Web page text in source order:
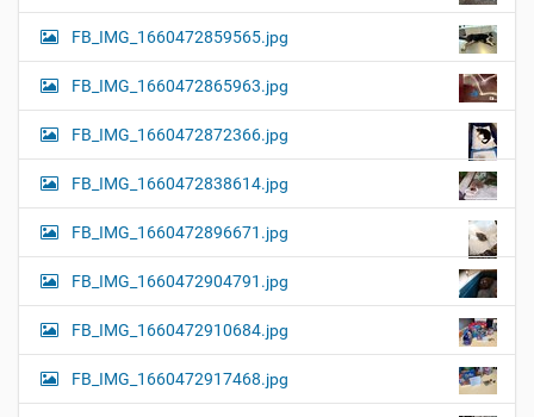
FB_IMG_1660472859565.jpg
FB_IMG_1660472865963.jpg
FB_IMG_1660472872366.jpg
FB_IMG_1660472838614.jpg
FB_IMG_1660472896671.jpg
FB_IMG_1660472904791.jpg
FB_IMG_1660472910684.jpg
FB_IMG_1660472917468.jpg